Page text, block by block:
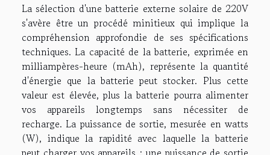
La sélection d'une batterie externe solaire de 220V
s'avère être un procédé minitieux qui implique la
compréhension approfondie de ses spécifications
techniques. La capacité de la batterie, exprimée en
milliampères-heure (mAh), représente la quantité
d'énergie que la batterie peut stocker. Plus cette
valeur est élevée, plus la batterie pourra alimenter
vos appareils longtemps sans nécessiter de
recharge. La puissance de sortie, mesurée en watts
(W), indique la rapidité avec laquelle la batterie